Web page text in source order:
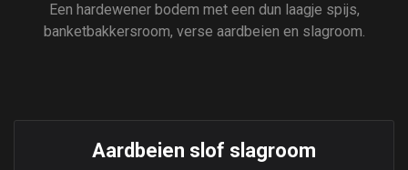
Een hardewener bodem met een dun laagje spijs,
banketbakkersroom, verse aardbeien en slagroom.
Aardbeien slof slagroom